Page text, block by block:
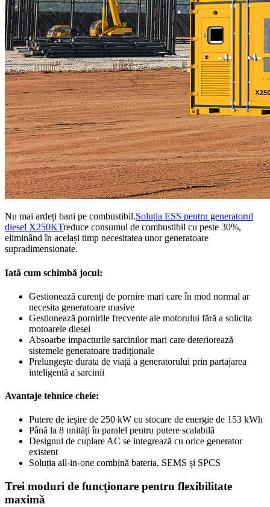
Nu mai ardeți bani pe combustibil.Soluția ESS pentru generatorul
diesel X250KTreduce consumul de combustibil cu peste 30%,
eliminând în același timp necesitatea unor generatoare
supradimensionate.
Iată cum schimbă jocul:
Gestionează curenți de pornire mari care în mod normal ar
necesita generatoare masive
Gestionează pornirile frecvente ale motorului fără a solicita
motoarele diesel
Absoarbe impacturile sarcinilor mari care deteriorează
sistemele generatoare tradiționale
Prelungește durata de viață a generatorului prin partajarea
inteligentă a sarcinii
Avantaje tehnice cheie:
Putere de ieșire de 250 kW cu stocare de energie de 153 kWh
Până la 8 unități în paralel pentru putere scalabilă
Designul de cuplare AC se integrează cu orice generator
existent
Soluția all-in-one combină bateria, SEMS și SPCS
Trei moduri de funcționare pentru flexibilitate
maximă